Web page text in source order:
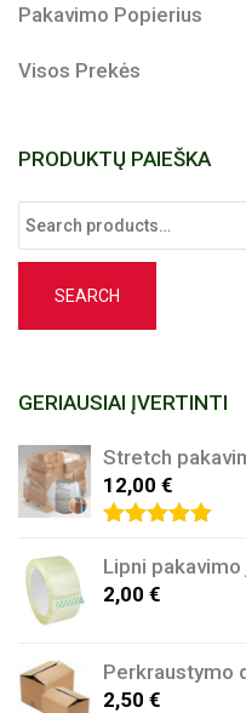
Pakavimo Popierius
Visos Prekės
PRODUKTŲ PAIEŠKA
Search
for:
SEARCH
GERIAUSIAI ĮVERTINTI
Stretch
12,00 €
out of 5
Lipni
2,00 €
Perkraustymo
2,50 €